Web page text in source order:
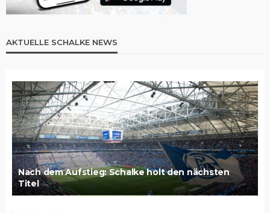
AKTUELLE SCHALKE NEWS
Nach dem Aufstieg: Schalke holt den nächsten
Titel